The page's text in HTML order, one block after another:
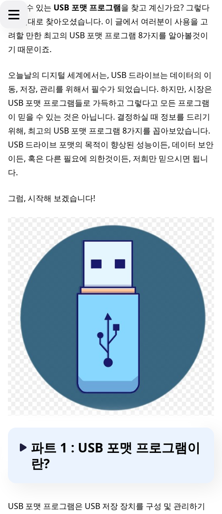
믿을 수 있는 USB 포맷 프로그램을 찾고 계신가요? 그렇다
면, 제대로 찾아오셨습니다. 이 글에서 여러분이 사용을 고
려할 만한 최고의 USB 포맷 프로그램 8가지를 알아볼것이
기 때문이죠.
오늘날의 디지털 세계에서는, USB 드라이브는 데이터의 이
동, 저장, 관리를 위해서 필수가 되었습니다. 하지만, 시장은
USB 포맷 프로그램들로 가득하고 그렇다고 모든 프로그램
이 믿을 수 있는 것은 아닙니다. 결정하실 때 정보를 드리기
위해, 최고의 USB 포맷 프로그램 8가지를 꼽아보았습니다.
USB 드라이브 포맷의 목적이 향상된 성능이든, 데이터 보안
이든, 혹은 다른 필요에 의한것이든, 저희만 믿으시면 됩니
다.
그럼, 시작해 보겠습니다!
파트 1 : USB 포맷 프로그램이
란?
USB 포맷 프로그램은 USB 저장 장치를 구성 및 관리하기